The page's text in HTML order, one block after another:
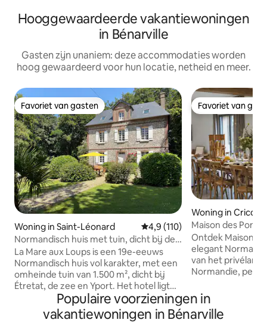
Hooggewaardeerde vakantiewoningen
in Bénarville
Gasten zijn unaniem: deze accommodaties worden
hoog gewaardeerd voor hun locatie, netheid en meer.
Favoriet van gasten
Favoriet van gasten
Woning in Saint-Léonard Gemiddelde beoordeling van
4,9 (110)
Normandisch huis met tuin, dicht bij de
zee en Étretat
La Mare aux Loups is een 19e-eeuws
Normandisch huis vol karakter, met een
omheinde tuin van 1.500 m², dicht bij
Étretat, de zee en Yport. Het hotel ligt
aan de rand van het bos en biedt een
natuurlijke oase op slechts enkele
minuten van de stranden en kliffen van
Favoriet van
Favoriet van
Woning in
Maison des
Ensuite with Bath
Ontdek Maison
elegant
van het
Normandie,
ligt op slechts 10
Trouville en
modern comfort
Populaire voorzieningen in
vakantiewoningen in Bénarville